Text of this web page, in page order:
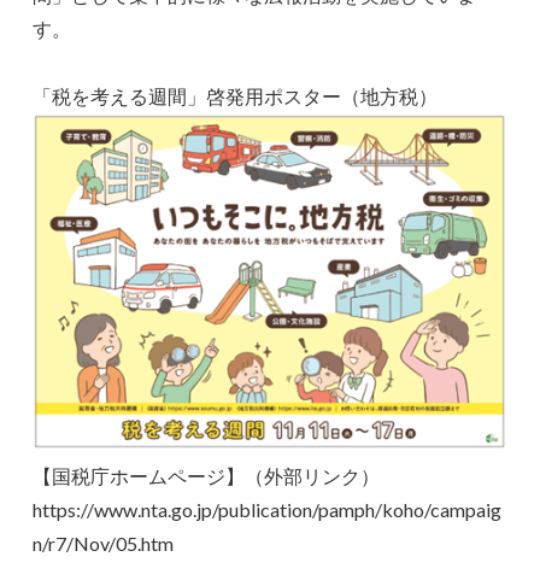
す。
「税を考える週間」啓発用ポスター（地方税）
【国税庁ホームページ】（外部リンク）
https://www.nta.go.jp/publication/pamph/koho/campaig
n/r7/Nov/05.htm